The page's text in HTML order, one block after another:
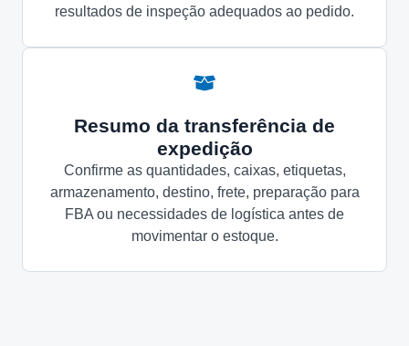
resultados de inspeção adequados ao pedido.
Resumo da transferência de
expedição
Confirme as quantidades, caixas, etiquetas,
armazenamento, destino, frete, preparação para
FBA ou necessidades de logística antes de
movimentar o estoque.